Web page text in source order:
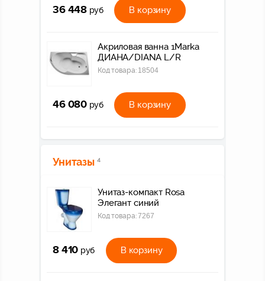
36 448 руб В корзину
Акриловая ванна 1Marka
ДИАНА/DIANA L/R
Код товара: 18504
46 080 руб В корзину
Унитазы 4
Унитаз-компакт Rosa
Элегант синий
Код товара:7267
8 410 руб В корзину